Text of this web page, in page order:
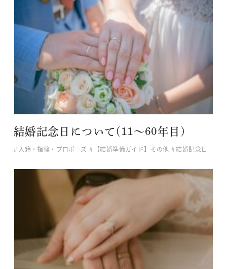
結婚記念日について(11～60年目)
入籍・指輪・プロポーズ 【結婚準備ガイド】その他 結婚記念日